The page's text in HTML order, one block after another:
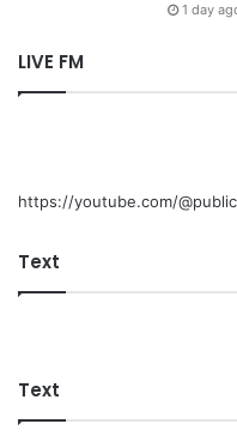
1 day
LIVE FM
https://youtube.com/
Text
Text